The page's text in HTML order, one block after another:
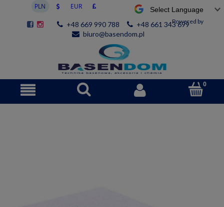
Powered by
+48 669 990 788
+48 661 343 699
biuro@basendom.pl